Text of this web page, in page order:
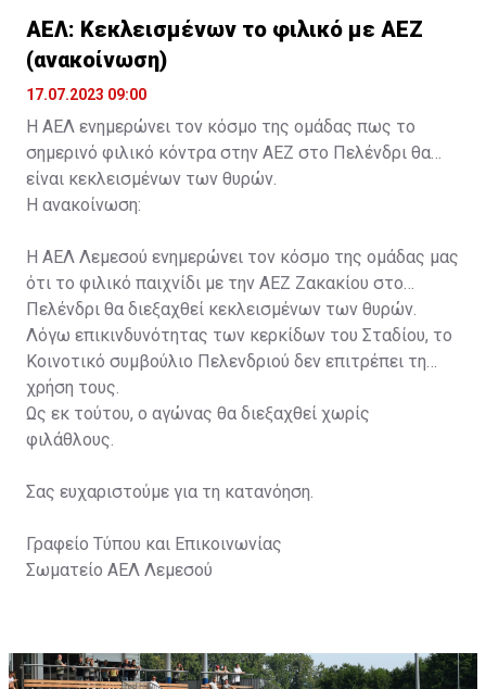
ΑΕΛ: Κεκλεισμένων το φιλικό με ΑΕΖ
(ανακοίνωση)
17.07.2023 09:00
Η ΑΕΛ ενημερώνει τον κόσμο της ομάδας πως το
σημερινό φιλικό κόντρα στην ΑΕΖ στο Πελένδρι θα
είναι κεκλεισμένων των θυρών.
Η ανακοίνωση:
Η ΑΕΛ Λεμεσού ενημερώνει τον κόσμο της ομάδας μας
ότι το φιλικό παιχνίδι με την ΑΕΖ Ζακακίου στο
Πελένδρι θα διεξαχθεί κεκλεισμένων των θυρών.
Λόγω επικινδυνότητας των κερκίδων του Σταδίου, το
Κοινοτικό συμβούλιο Πελενδριού δεν επιτρέπει τη
χρήση τους.
Ως εκ τούτου, ο αγώνας θα διεξαχθεί χωρίς
φιλάθλους.
Σας ευχαριστούμε για τη κατανόηση.
Γραφείο Τύπου και Επικοινωνίας
Σωματείο ΑΕΛ Λεμεσού